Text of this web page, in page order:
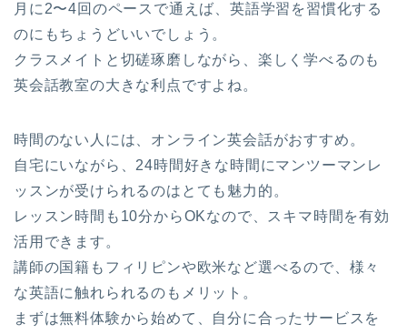
月に2〜4回のペースで通えば、英語学習を習慣化する
のにもちょうどいいでしょう。
クラスメイトと切磋琢磨しながら、楽しく学べるのも
英会話教室の大きな利点ですよね。
時間のない人には、オンライン英会話がおすすめ。
自宅にいながら、24時間好きな時間にマンツーマンレ
ッスンが受けられるのはとても魅力的。
レッスン時間も10分からOKなので、スキマ時間を有効
活用できます。
講師の国籍もフィリピンや欧米など選べるので、様々
な英語に触れられるのもメリット。
まずは無料体験から始めて、自分に合ったサービスを